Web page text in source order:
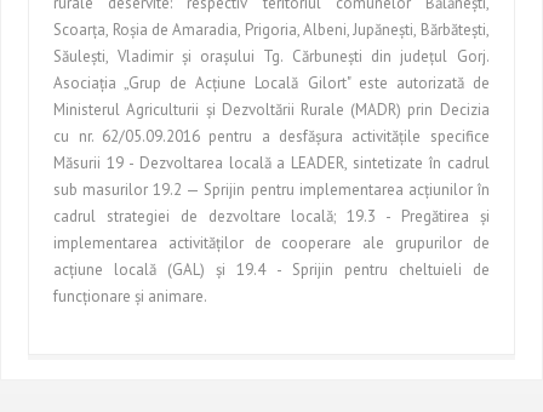
Scoarţa, Roşia de Amaradia, Prigoria, Albeni, Jupăneşti, Bărbăteşti,
Săuleşti, Vladimir şi oraşului Tg. Cărbuneşti din judeţul Gorj.
Asociaţia „Grup de Acţiune Locală Gilort" este autorizată de
Ministerul Agriculturii şi Dezvoltării Rurale (MADR) prin Decizia
cu nr. 62/05.09.2016 pentru a desfăşura activităţile specifice
Măsurii 19 - Dezvoltarea locală a LEADER, sintetizate în cadrul
sub masurilor 19.2 — Sprijin pentru implementarea acţiunilor în
cadrul strategiei de dezvoltare locală; 19.3 - Pregătirea şi
implementarea activităţilor de cooperare ale grupurilor de
acţiune locală (GAL) şi 19.4 - Sprijin pentru cheltuieli de
funcţionare şi animare.